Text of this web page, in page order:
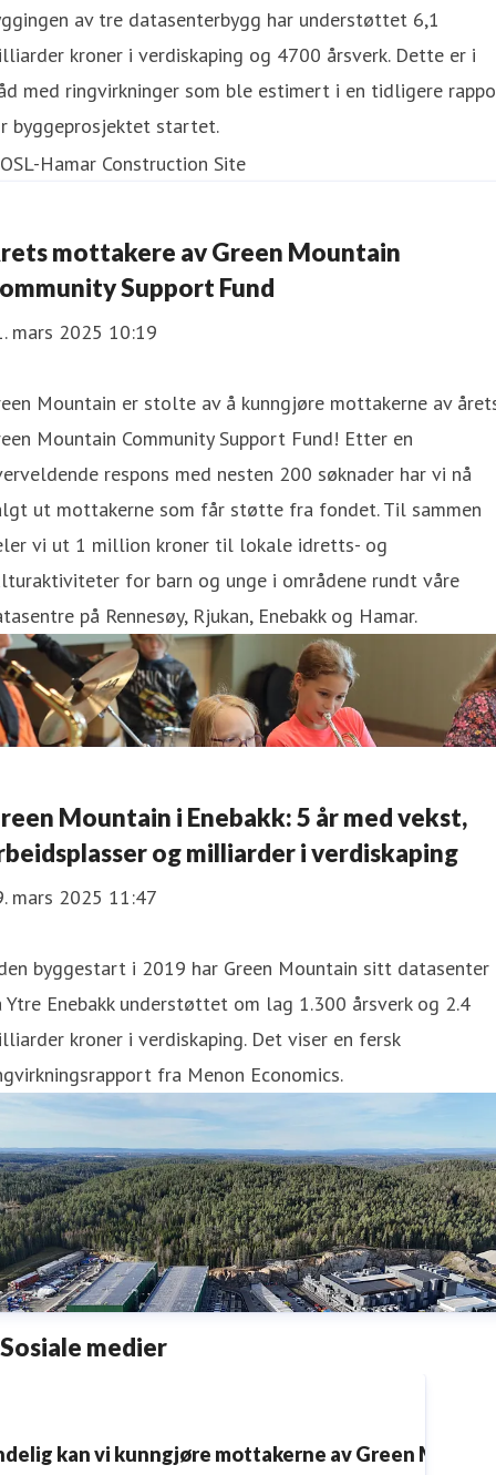
av tre datasenterbygg har understøttet 6,1
kroner i verdiskaping og 4700 årsverk. Dette er i
med ringvirkninger som ble estimert i en tidligere
byggeprosjektet startet.
mottakere av Green Mountain
Support Fund
mars 2025 10:19
Mountain er stolte av å kunngjøre mottakerne av
Mountain Community Support Fund! Etter en
respons med nesten 200 søknader har vi nå
ut mottakerne som får støtte fra fondet. Til sammen
vi ut 1 million kroner til lokale idretts- og
for barn og unge i områdene rundt våre
på Rennesøy, Rjukan, Enebakk og Hamar.
Mountain i Enebakk: 5 år med vekst,
og milliarder i verdiskaping
mars 2025 11:47
byggestart i 2019 har Green Mountain sitt datasenter
Ytre Enebakk understøttet om lag 1.300 årsverk og 2.4
kroner i verdiskaping. Det viser en fersk
fra Menon Economics.
Sosiale medier
kan vi kunngjøre mottakerne av Green